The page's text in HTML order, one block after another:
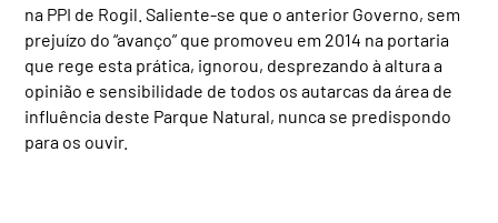
na PPI de Rogil. Saliente-se que o anterior Governo, sem
prejuízo do “avanço” que promoveu em 2014 na portaria
que rege esta prática, ignorou, desprezando à altura a
opinião e sensibilidade de todos os autarcas da área de
influência deste Parque Natural, nunca se predispondo
para os ouvir.